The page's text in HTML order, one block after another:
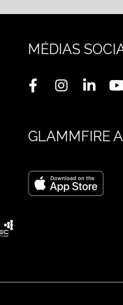
MÉDIAS
GLAMMFIRE